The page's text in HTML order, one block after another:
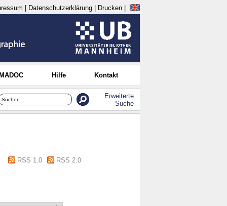
Datenschutzerklärung Drucken
Hilfe Kontakt
Erweiterte
Suche
RSS 1.0 RSS 2.0